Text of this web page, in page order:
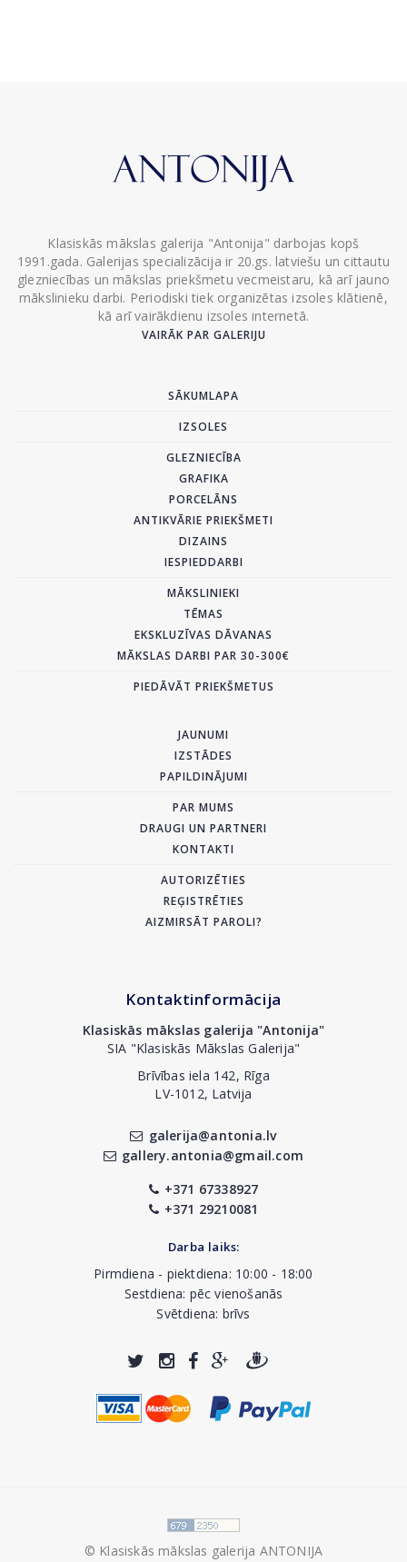
Klasiskās mākslas galerija "Antonija" darbojas kopš
1991.gada. Galerijas specializācija ir 20.gs. latviešu un cittautu
glezniecības un mākslas priekšmetu vecmeistaru, kā arī jauno
mākslinieku darbi. Periodiski tiek organizētas izsoles klātienē,
kā arī vairākdienu izsoles internetā.
VAIRĀK PAR GALERIJU
SĀKUMLAPA
IZSOLES
GLEZNIECĪBA
GRAFIKA
PORCELĀNS
ANTIKVĀRIE PRIEKŠMETI
DIZAINS
IESPIEDDARBI
MĀKSLINIEKI
TĒMAS
EKSKLUZĪVAS DĀVANAS
MĀKSLAS DARBI PAR 30-300€
PIEDĀVĀT PRIEKŠMETUS
JAUNUMI
IZSTĀDES
PAPILDINĀJUMI
PAR MUMS
DRAUGI UN PARTNERI
KONTAKTI
AUTORIZĒTIES
REĢISTRĒTIES
AIZMIRSĀT PAROLI?
Kontaktinformācija
Klasiskās mākslas galerija "Antonija"
SIA "Klasiskās Mākslas Galerija"
Brīvības iela 142, Rīga
LV-1012, Latvija
galerija@antonia.lv
gallery.antonia@gmail.com
+371 67338927
+371 29210081
Darba laiks:
Pirmdiena - piektdiena: 10:00 - 18:00
Sestdiena: pēc vienošanās
Svētdiena: brīvs
© Klasiskās mākslas galerija ANTONIJA